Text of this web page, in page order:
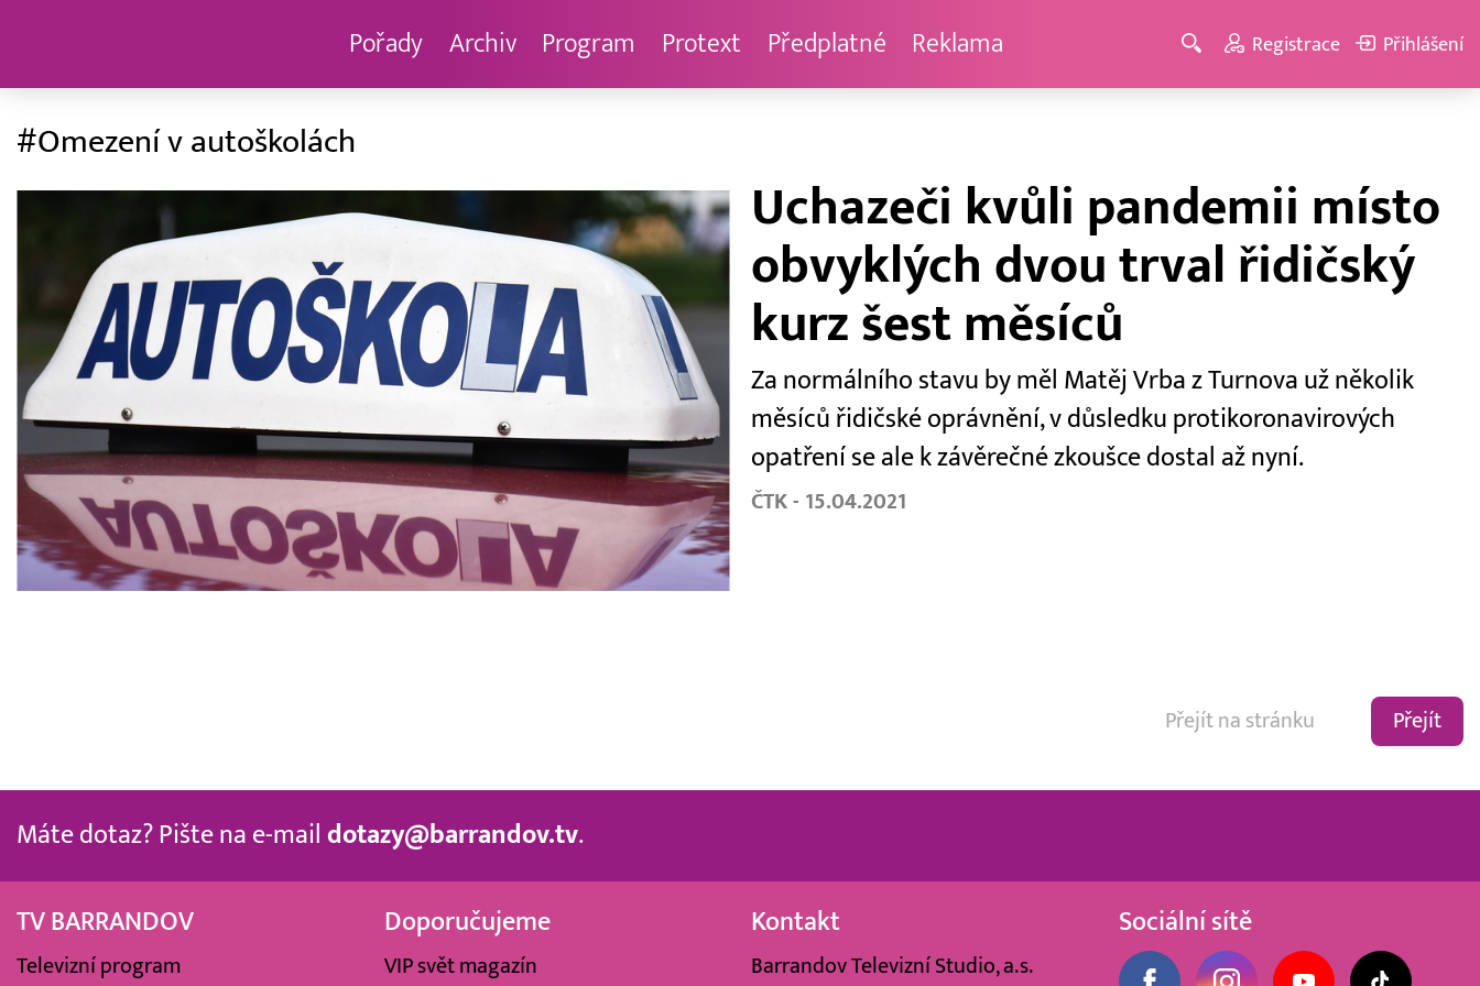
Pořady Archiv Program Protext Předplatné Reklama Registrace Přihlášení
#Omezení v autoškolách
Uchazeči kvůli pandemii místo
obvyklých dvou trval řidičský
kurz šest měsíců
Za normálního stavu by měl Matěj Vrba z Turnova už několik
měsíců řidičské oprávnění, v důsledku protikoronavirových
opatření se ale k závěrečné zkoušce dostal až nyní.
ČTK - 15.04.2021
Přejít
Máte dotaz? Pište na e-mail dotazy@barrandov.tv.
TV BARRANDOV
Televizní program
Doporučujeme
VIP svět magazín
Kontakt
Barrandov Televizní Studio, a.s.
Sociální sítě